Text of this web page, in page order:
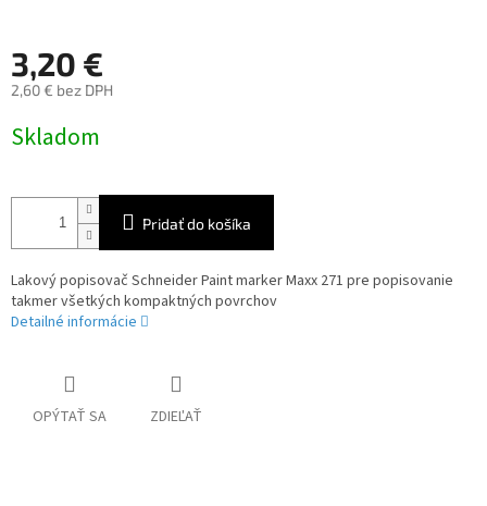
3,20 €
2,60 € bez DPH
cena:
Skladom
Pridať do košíka
Lakový popisovač Schneider Paint marker Maxx 271 pre popisovanie
takmer všetkých kompaktných povrchov
Detailné informácie
OPÝTAŤ SA ZDIEĽAŤ